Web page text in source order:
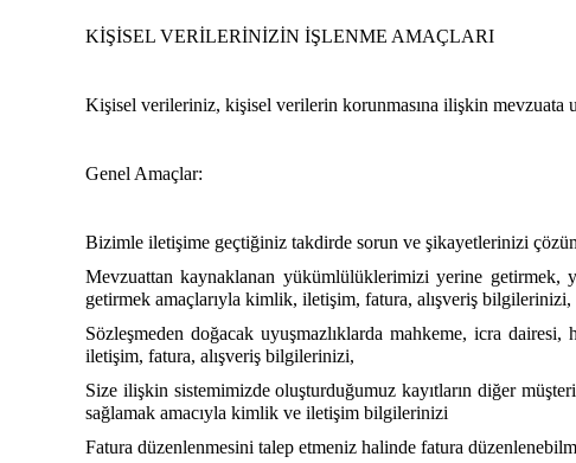
KİŞİSEL VERİLERİNİZİN İŞLENME AMAÇLARI
Kişisel verileriniz, kişisel verilerin korunmasına ilişkin mevzuata
Genel Amaçlar:
Bizimle iletişime geçtiğiniz takdirde sorun ve şikayetlerinizi
Mevzuattan kaynaklanan yükümlülüklerimizi yerine
getirmek amaçlarıyla kimlik, iletişim, fatura, alışveriş bilgilerinizi,
Sözleşmeden doğacak uyuşmazlıklarda mahkeme, icra
iletişim, fatura, alışveriş bilgilerinizi,
Size ilişkin sistemimizde oluşturduğumuz kayıtların diğer
sağlamak amacıyla kimlik ve iletişim bilgilerinizi
Fatura düzenlenmesini talep etmeniz halinde fatura